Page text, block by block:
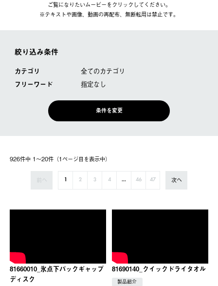
ご覧になりたいムービーをクリックしてください。
※テキストや画像、動画の再配布、無断転⽤は禁⽌です。
絞り込み条件
カテゴリ
全てのカテゴリ
フリーワード
指定なし
条件を変更
926件中 1〜20件（1ページ⽬を表⽰中）
前へ 1 2 3 4 ... 46 47 次へ
81660010_氷点下パックギャップ
ディスク
81690140_クイックドライタオル
製品紹介